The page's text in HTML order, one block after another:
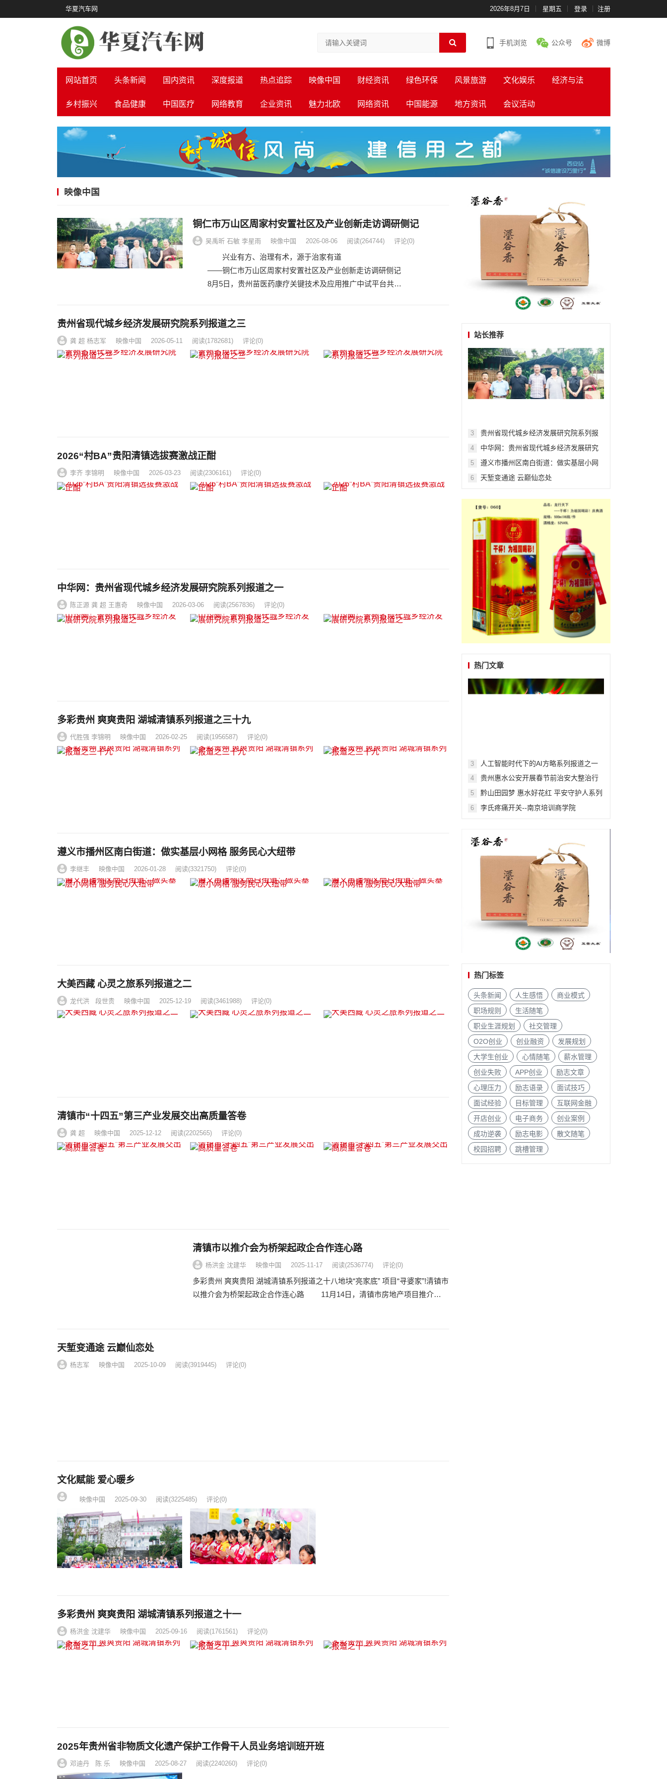
华夏汽车网 2026年8月7日 星期五 登录 注册
手机浏览 公众号 微博
网站首页 头条新闻 国内资讯 深度报道 热点追踪 映像中国 财经资讯 绿色环保 风景旅游 文化娱乐 经济与法
乡村振兴 食品健康 中国医疗 网络教育 企业资讯 魅力北欧 网络资讯 中国能源 地方资讯 会议活动
映像中国
铜仁市万山区周家村安置社区及产业创新走访调研侧记
吴禹昕 石敏 李星雨 映像中国 2026-08-06 阅读(264744) 评论(0)
兴业有方、治理有术，源于治家有道
——铜仁市万山区周家村安置社区及产业创新走访调研侧记
8月5日，贵州苗医药康疗关键技术及应用推广中试平台共…
贵州省现代城乡经济发展研究院系列报道之三
龚 超 杨志军 映像中国 2026-05-11 阅读(1782681) 评论(0)
2026“村BA”贵阳清镇选拔赛激战正酣
李齐 李锦明 映像中国 2026-03-23 阅读(2306161) 评论(0)
中华网：贵州省现代城乡经济发展研究院系列报道之一
陈正源 龚 超 王惠奇 映像中国 2026-03-06 阅读(2567836) 评论(0)
多彩贵州 爽爽贵阳 湖城清镇系列报道之三十九
代胜强 李锦明 映像中国 2026-02-25 阅读(1956587) 评论(0)
遵义市播州区南白街道：做实基层小网格 服务民心大纽带
李继丰 映像中国 2026-01-28 阅读(3321750) 评论(0)
大美西藏 心灵之旅系列报道之二
龙代洪 段世贵 映像中国 2025-12-19 阅读(3461988) 评论(0)
清镇市“十四五”第三产业发展交出高质量答卷
龚 超 映像中国 2025-12-12 阅读(2202565) 评论(0)
清镇市以推介会为桥架起政企合作连心路
杨洪金 沈建华 映像中国 2025-11-17 阅读(2536774) 评论(0)
多彩贵州 爽爽贵阳 湖城清镇系列报道之十八地块“亮家底” 项目“寻婆家”!清镇市
以推介会为桥架起政企合作连心路 11月14日，清镇市房地产项目推介…
天堑变通途 云巅仙恋处
杨志军 映像中国 2025-10-09 阅读(3919445) 评论(0)
文化赋能 爱心暖乡
映像中国 2025-09-30 阅读(3225485) 评论(0)
多彩贵州 爽爽贵阳 湖城清镇系列报道之十一
杨洪金 沈建华 映像中国 2025-09-16 阅读(1761561) 评论(0)
2025年贵州省非物质文化遗产保护工作骨干人员业务培训班开班
邓迪丹 陈 乐 映像中国 2025-08-27 阅读(2240260) 评论(0)
站长推荐
3
贵州省现代城乡经济发展研究院系列报
4
中华网：贵州省现代城乡经济发展研究
5
遵义市播州区南白街道：做实基层小网
6 天堑变通途 云巅仙恋处
热门文章
3 人工智能时代下的AI方略系列报道之一
4
贵州惠水公安开展春节前治安大整治行
5
黔山田园梦 惠水好花红 平安守护人系列
6 李氏疼痛开关--南京培训商学院
热门标签
头条新闻 人生感悟
商业模式
职场规则
生活随笔
职业生涯规划
社交管理
O2O创业
创业融资
发展规划
大学生创业
心情随笔
薪水管理
创业失败
APP创业
励志文章
心理压力
励志语录
面试技巧
面试经验
目标管理
互联网金融
开店创业
电子商务
创业案例
成功逆袭
励志电影
散文随笔
校园招聘
跳槽管理